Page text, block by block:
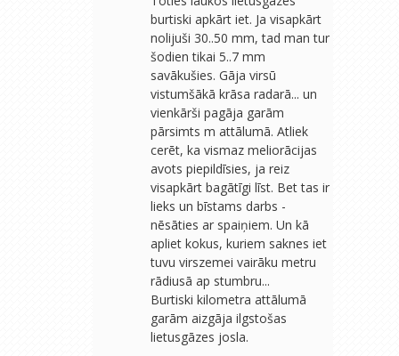
burtiski apkārt iet. Ja visapkārt
nolijuši 30..50 mm, tad man tur
šodien tikai 5..7 mm
savākušies. Gāja virsū
vistumšākā krāsa radarā... un
vienkārši pagāja garām
pārsimts m attālumā. Atliek
cerēt, ka vismaz meliorācijas
avots piepildīsies, ja reiz
visapkārt bagātīgi līst. Bet tas ir
lieks un bīstams darbs -
nēsāties ar spaiņiem. Un kā
apliet kokus, kuriem saknes iet
tuvu virszemei vairāku metru
rādiusā ap stumbru...
Burtiski kilometra attālumā
garām aizgāja ilgstošas
lietusgāzes josla.